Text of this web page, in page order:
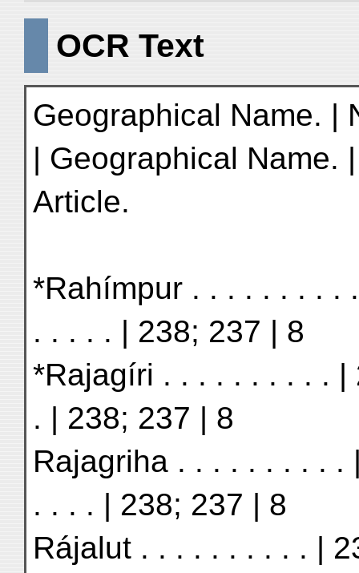
OCR Text
Geographical Name. |
| Geographical Name.
Article.
*Rahímpur . . . . . . . . .
. . . . . | 238; 237 | 8
*Rajagíri . . . . . . . . . .
. | 238; 237 | 8
Rajagriha . . . . . . . . .
. . . . | 238; 237 | 8
Rájalut . . . . . . . . . . |